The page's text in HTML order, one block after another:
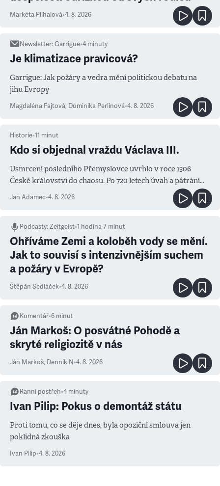
Markéta Plíhalová•4. 8. 2026
Newsletter:Garrigue•4 minuty
Je klimatizace pravicová?
Garrigue: Jak požáry a vedra mění politickou debatu na
jihu Evropy
Magdaléna Fajtová, Dominika Perlínová•4. 8. 2026
Historie•11 minut
Kdo si objednal vraždu Václava III.
Usmrcení posledního Přemyslovce uvrhlo v roce 1306
České království do chaosu. Po 720 letech úvah a pátrání
Jan Adamec•4. 8. 2026
Podcasty:Zeitgeist•1 hodina 7 minut
Ohříváme Zemi a koloběh vody se mění.
Jak to souvisí s intenzivnějším suchem
a požáry v Evropě?
Štěpán Sedláček•4. 8. 2026
Komentář•6 minut
Ján Markoš: O posvátné Pohodě a
skryté religiozitě v nás
Ján Markoš, Denník N•4. 8. 2026
Ranní postřeh•4 minuty
Ivan Pilip: Pokus o demontáž státu
Proti tomu, co se děje dnes, byla opoziční smlouva jen
poklidná zkouška
Ivan Pilip•4. 8. 2026